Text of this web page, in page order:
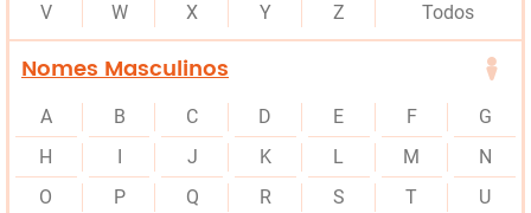
V
W X Y Z Todos
Nomes Masculinos
A B C D E F
G
H
J K L M
N
O
P Q R S T
U